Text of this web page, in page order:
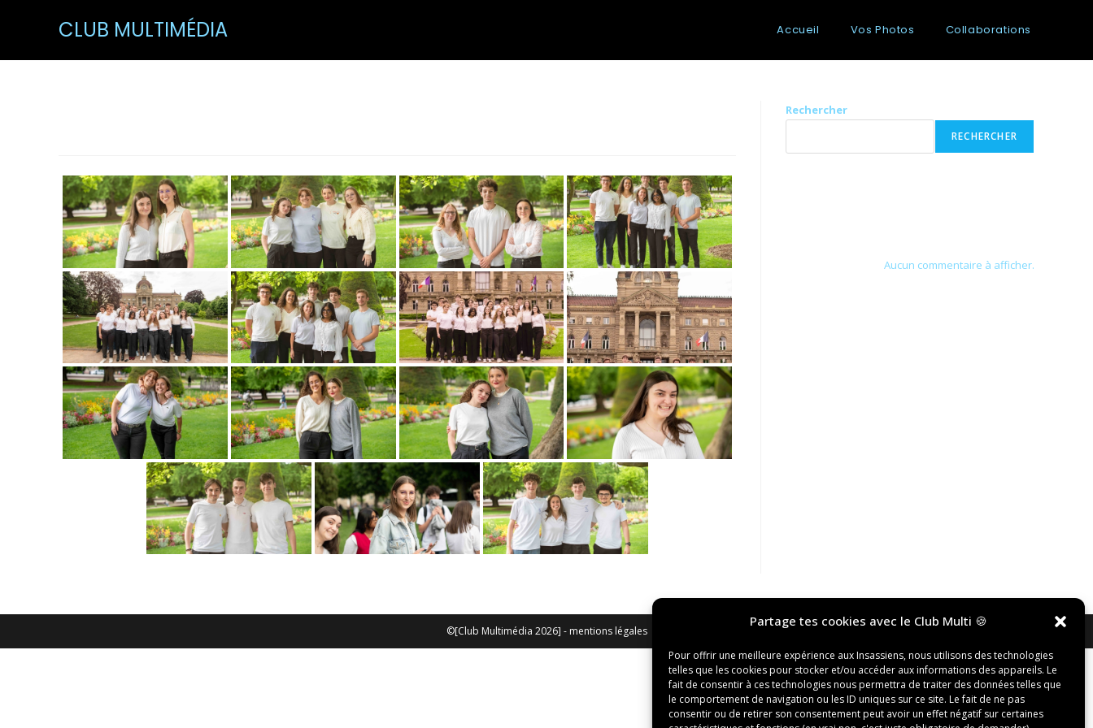
Partage tes cookies avec le Club Multi 🍪
Pour offrir une meilleure expérience aux Insassiens, nous utilisons des technologies
telles que les cookies pour stocker et/ou accéder aux informations des appareils. Le
fait de consentir à ces technologies nous permettra de traiter des données telles que
le comportement de navigation ou les ID uniques sur ce site. Le fait de ne pas
consentir ou de retirer son consentement peut avoir un effet négatif sur certaines
CLUB MULTIMÉDIA Accueil Vos Photos Collaborations
Rechercher
RECHERCHER
Aucun commentaire à afficher.
©[Club Multimédia 2026] - mentions légales